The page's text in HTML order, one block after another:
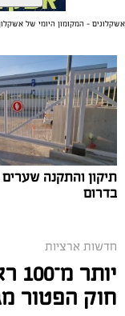
תגים:משטרת ישראל
אשקלונים - המקומון היומי של
תיקון והתקנה
בדרום
חדשות ארציות
חוק הפטור